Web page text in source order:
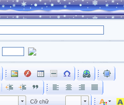
Cỡ chữ Kích cỡ phông